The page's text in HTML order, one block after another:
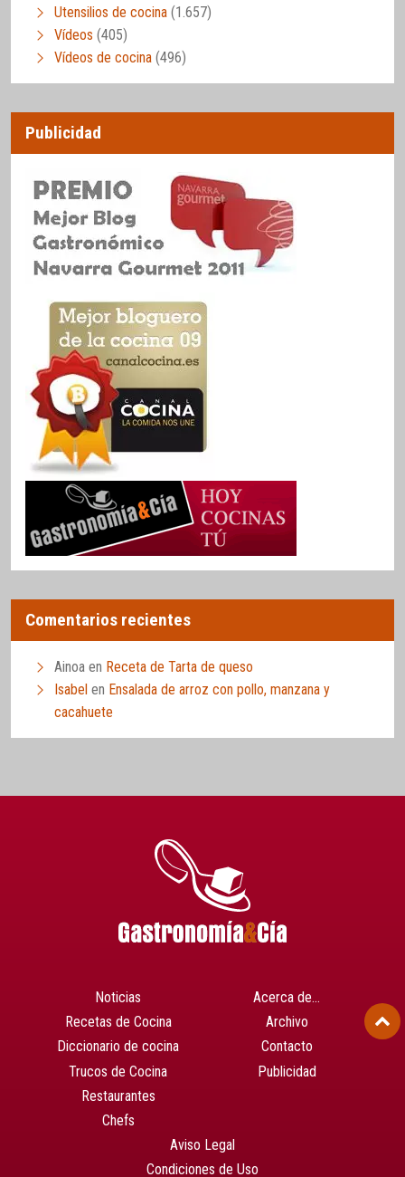
Utensilios de cocina (1.657)
Vídeos (405)
Vídeos de cocina (496)
Publicidad
Comentarios recientes
Ainoa en Receta de Tarta de queso
Isabel en Ensalada de arroz con pollo, manzana y
cacahuete
Noticias
Recetas de Cocina
Diccionario de cocina
Trucos de Cocina
Restaurantes
Chefs
Acerca de…
Archivo
Contacto
Publicidad
Aviso Legal
Condiciones de Uso